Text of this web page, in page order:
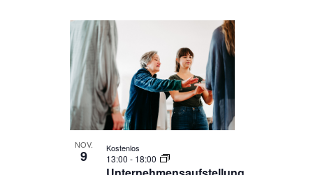
NOV.
9 13:00- 18:00
Kostenlos